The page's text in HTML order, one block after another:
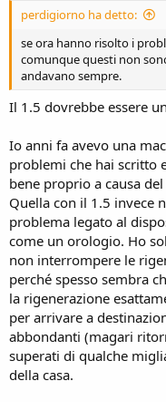
perdigiorno ha detto:
se ora hanno risolto i
comunque questi non
andavano sempre.
Il 1.5 dovrebbe essere
Io anni fa avevo una
problemi che hai scritto
bene proprio a causa del
Quella con il 1.5 invece
problema legato al
come un orologio. Ho
non interrompere le
perché spesso sembra
la rigenerazione
per arrivare a
abbondanti (magari
superati di qualche
della casa.